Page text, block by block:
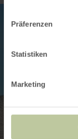
Präferenzen
Statistiken
Marketing